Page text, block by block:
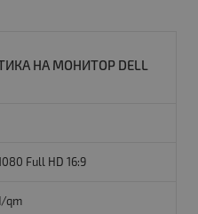
НА МОНИТОР DELL
Full HD 16:9
qm